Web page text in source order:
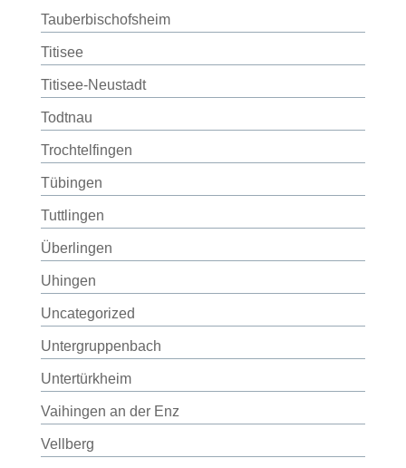
Tauberbischofsheim
Titisee
Titisee-Neustadt
Todtnau
Trochtelfingen
Tübingen
Tuttlingen
Überlingen
Uhingen
Uncategorized
Untergruppenbach
Untertürkheim
Vaihingen an der Enz
Vellberg